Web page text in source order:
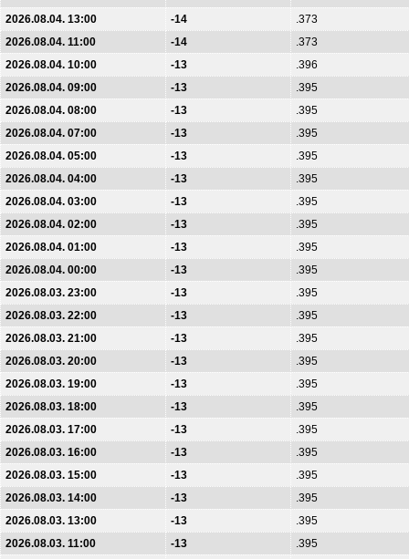
2026.08.04. 13:00
-14
.373
2026.08.04. 11:00
-14
.373
2026.08.04. 10:00
-13
.396
2026.08.04. 09:00
-13
.395
2026.08.04. 08:00
-13
.395
2026.08.04. 07:00
-13
.395
2026.08.04. 05:00
-13
.395
2026.08.04. 04:00
-13
.395
2026.08.04. 03:00
-13
.395
2026.08.04. 02:00
-13
.395
2026.08.04. 01:00
-13
.395
2026.08.04. 00:00
-13
.395
2026.08.03. 23:00
-13
.395
2026.08.03. 22:00
-13
.395
2026.08.03. 21:00
-13
.395
2026.08.03. 20:00
-13
.395
2026.08.03. 19:00
-13
.395
2026.08.03. 18:00
-13
.395
2026.08.03. 17:00
-13
.395
2026.08.03. 16:00
-13
.395
2026.08.03. 15:00
-13
.395
2026.08.03. 14:00
-13
.395
2026.08.03. 13:00
-13
.395
2026.08.03. 11:00
-13
.395